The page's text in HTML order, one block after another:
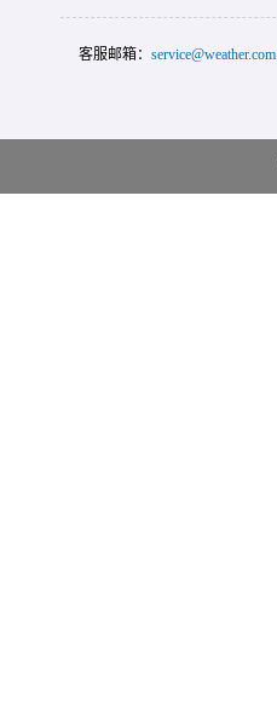
客服邮箱：